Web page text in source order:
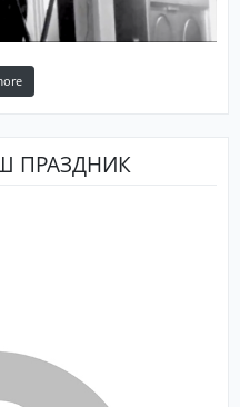
ПРАЗДНИК